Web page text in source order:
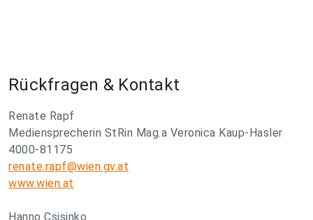
Rückfragen & Kontakt
Renate Rapf
Mediensprecherin StRin Mag.a Veronica Kaup-Hasler
4000-81175
renate.rapf@wien.gv.at
www.wien.at
Hanno Csisinko